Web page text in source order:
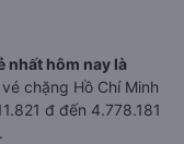
nhất hôm nay là
chặng Hồ Chí Minh
đ đến 4.778.181